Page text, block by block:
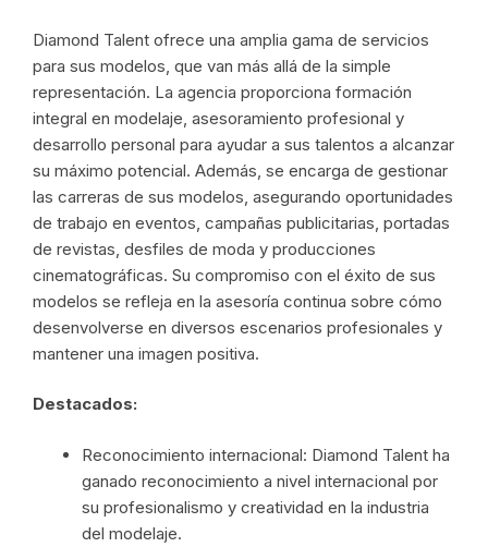
Diamond Talent ofrece una amplia gama de servicios
para sus modelos, que van más allá de la simple
representación. La agencia proporciona formación
integral en modelaje, asesoramiento profesional y
desarrollo personal para ayudar a sus talentos a alcanzar
su máximo potencial. Además, se encarga de gestionar
las carreras de sus modelos, asegurando oportunidades
de trabajo en eventos, campañas publicitarias, portadas
de revistas, desfiles de moda y producciones
cinematográficas. Su compromiso con el éxito de sus
modelos se refleja en la asesoría continua sobre cómo
desenvolverse en diversos escenarios profesionales y
mantener una imagen positiva.
Destacados:
Reconocimiento internacional: Diamond Talent ha
ganado reconocimiento a nivel internacional por
su profesionalismo y creatividad en la industria
del modelaje.